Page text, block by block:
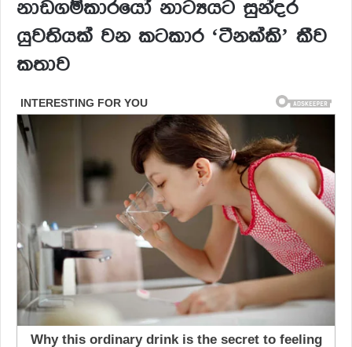
නාඩගම්කාරයෝ නාට්‍යයට සුන්දර
යුවතියක් වන කටකාර ‘ටීනක්කි’ කීව
කතාව